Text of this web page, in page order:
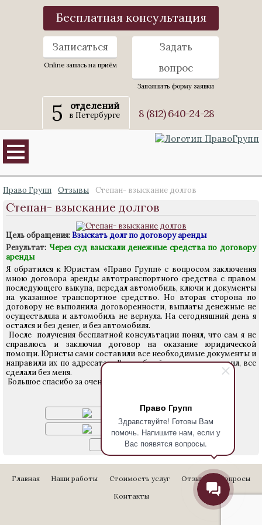
Право Групп
Здравствуйте! Готовы Вам
помочь. Напишите нам, если у
Вас появятся вопросы.
Бесплатная консультация
Записаться
Online запись на приём
Задать
вопрос
Заполнить форму заявки
5 отделений
в Петербурге 8 (812) 640-24-28
Право Групп Отзывы Степан- взыскание долгов
Степан- взыскание долгов
Цель обращения:Взыскать долг по договору аренды
Результат: Через суд взыскали денежные средства по договору
аренды
Я обратился к Юристам «Право Групп» с вопросом заключения
мною договора аренды автотранспортного средства с правом
последующего выкупа, передал автомобиль, ключи и документы
на указанное транспортное средство. Но вторая сторона по
договору не выполнила договоренности, выплаты денежные не
осуществляла и автомобиль не вернула. На сегодняшний день я
остался и без денег, и без автомобиля.
После получения бесплатной консультации понял, что сам я не
справлюсь и заключил договор на оказание юридической
помощи. Юристы сами составили все необходимые документы и
направили их по адресатам. В судебный процесс я не ходил, все
сделали без меня.
Большое спасибо за очень качественную работу.
Главная Наши работы Стоимость услуг Отзывы
Вопросы
Контакты